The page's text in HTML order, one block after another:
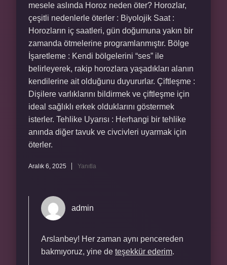
mesele aslında Horoz neden öter? Horozlar,
çeşitli nedenlerle öterler : Biyolojik Saat :
Horozların iç saatleri, gün doğumuna yakın bir
zamanda ötmelerine programlanmıştır. Bölge
İşaretleme : Kendi bölgelerini “ses” ile
belirleyerek, rakip horozlara yaşadıkları alanın
kendilerine ait olduğunu duyururlar. Çiftleşme :
Dişilere varlıklarını bildirmek ve çiftleşme için
ideal sağlıklı erkek olduklarını göstermek
isterler. Tehlike Uyarısı : Herhangi bir tehlike
anında diğer tavuk ve civcivleri uyarmak için
öterler.
Aralık 6, 2025 Yanıtla
admin
Arslanbey! Her zaman aynı pencereden
bakmıyoruz, yine de teşekkür ederim.